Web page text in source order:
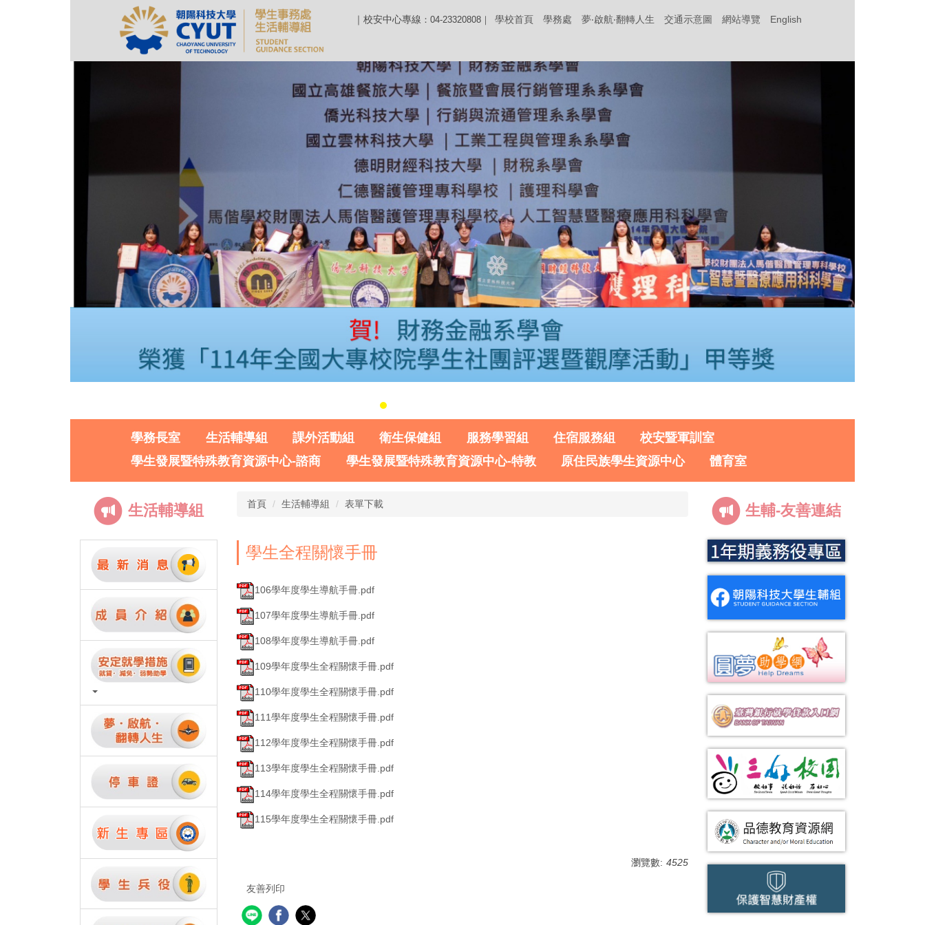
｜校安中心專線 ：04-23320808｜ 學校首頁 學務處 夢‧啟航‧翻轉人生 交通示意圖 網站導覽 English
學務長室 生活輔導組 課外活動組 衛生保健組 服務學習組 住宿服務組
校安暨軍訓室
學生發展暨特殊教育資源中心-諮商
學生發展暨特殊教育資源中心-特教 原住民族學生資源中心 體育室
生活輔導組 首頁 生活輔導組 表單下載
學生全程關懷手冊
106學年度學生導航手冊.pdf
107學年度學生導航手冊.pdf
108學年度學生導航手冊.pdf
109學年度學生全程關懷手冊.pdf
110學年度學生全程關懷手冊.pdf
111學年度學生全程關懷手冊.pdf
112學年度學生全程關懷手冊.pdf
113學年度學生全程關懷手冊.pdf
114學年度學生全程關懷手冊.pdf
115學年度學生全程關懷手冊.pdf
瀏覽數: 4525
友善列印
生輔-友善連結